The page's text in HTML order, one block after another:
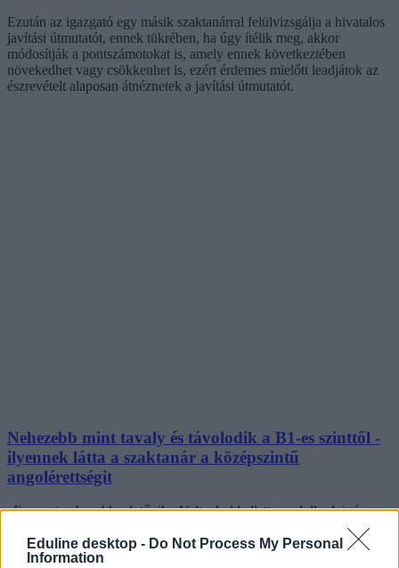
Eduline desktop - Do Not Process My Personal
Information
Ezután az igazgató egy másik szaktanárral felülvizsgálja a hivatalos
javítási útmutatót, ennek tükrében, ha úgy ítélik meg, akkor
módosítják a pontszámotokat is, amely ennek következtében
növekedhet vagy csökkenhet is, ezért érdemes mielőtt leadjátok az
észrevételt alaposan átnéznetek a javítási útmutatót.
Nehezebb mint tavaly és távolodik a B1-es szinttől -
ilyennek látta a szaktanár a középszintű
angolérettségit
„Ez most nehezebbnek tűnik. Volt, ahol kellett gondolkodni, és
volt, ami nem volt egyértelmű” – mondta az Eduline-nak Pásztiné
Fritz Adrienn angoltanár, a LanguageCert Nyelvvizsgaközpont
vezetője a 2026-os középszintű angolérettségiről.